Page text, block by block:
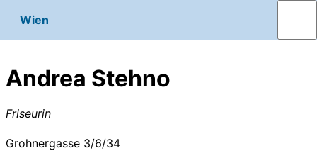
Wien
Andrea Stehno
Friseurin
Grohnergasse 3/6/34